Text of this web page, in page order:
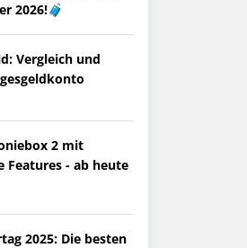
2026!🧳
Vergleich und
2 mit
Features - ab heute
2025: Die besten